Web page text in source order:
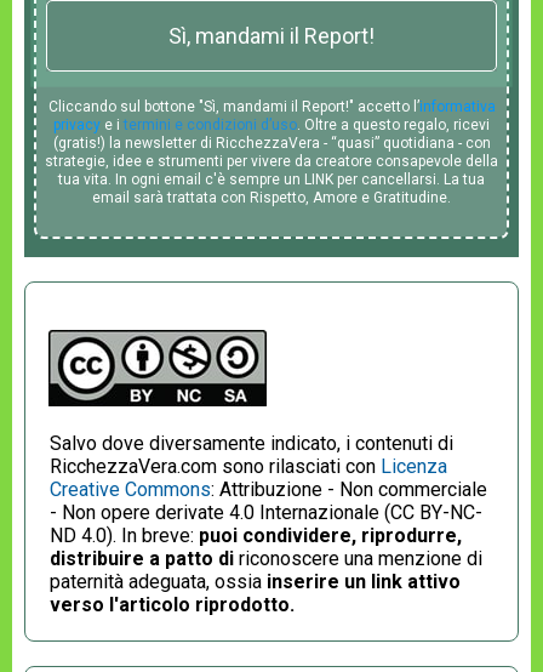
Sì, mandami il Report!
Cliccando sul bottone "Sì, mandami il Report!" accetto l’informativa
privacy e itermini e condizioni d’uso . Oltre a questo regalo, ricevi
(gratis!) la newsletter di RicchezzaVera - “quasi” quotidiana - con
strategie, idee e strumenti per vivere da creatore consapevole della
tua vita. In ogni email c'è sempre un LINK per cancellarsi. La tua
email sarà trattata con Rispetto, Amore e Gratitudine.
Salvo dove diversamente indicato, i contenuti di
RicchezzaVera.com sono rilasciati con Licenza
Creative Commons: Attribuzione - Non commerciale
- Non opere derivate 4.0 Internazionale (CC BY-NC-
ND 4.0). In breve: puoi condividere, riprodurre,
distribuire a patto di riconoscere una menzione di
paternità adeguata, ossia inserire un link attivo
verso l'articolo riprodotto.